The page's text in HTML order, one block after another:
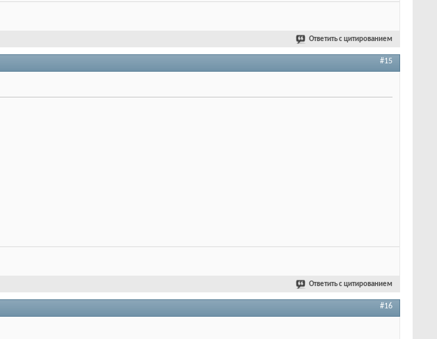
Ответить с цитированием
#15
Ответить с цитированием
#16